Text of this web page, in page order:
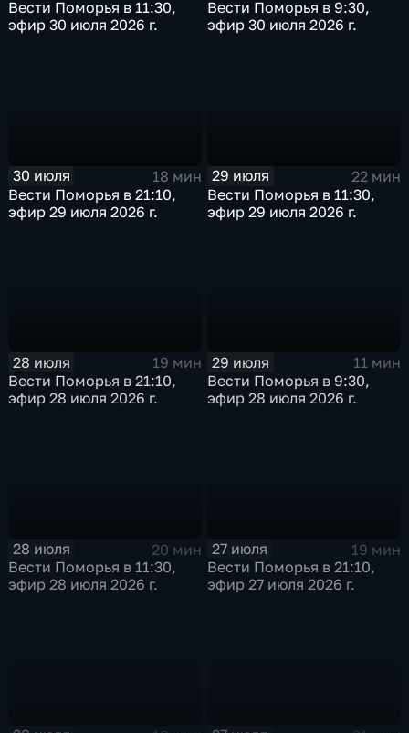
Вести Поморья в 11:30,
эфир 30 июля 2026 г.
Вести Поморья в 9:30,
эфир 30 июля 2026 г.
30 июля
18 мин
Вести Поморья в 21:10,
эфир 29 июля 2026 г.
29 июля
22 мин
Вести Поморья в 11:30,
эфир 29 июля 2026 г.
28 июля
19 мин
Вести Поморья в 21:10,
эфир 28 июля 2026 г.
29 июля
11 мин
Вести Поморья в 9:30,
эфир 28 июля 2026 г.
28 июля
20 мин
Вести Поморья в 11:30,
эфир 28 июля 2026 г.
27 июля
19 мин
Вести Поморья в 21:10,
эфир 27 июля 2026 г.